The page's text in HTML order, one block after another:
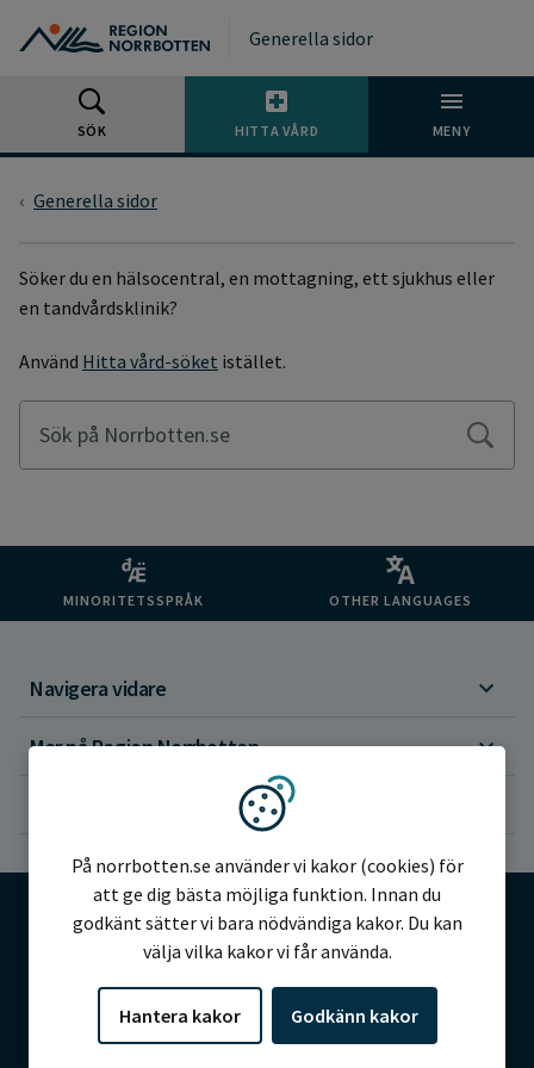
Generella sidor
SÖK HITTA VÅRD MENY
Generella sidor
SÖKSIDA
Söker du en hälsocentral, en mottagning, ett sjukhus eller
en tandvårdsklinik?
Använd Hitta vård-söket istället.
Sök på Norrbotten.se
MINORITETSSPRÅK OTHER LANGUAGES
Navigera vidare
Mer på Region Norrbotten
©2026 Region Norrbotten
Vi använder kakor
På norrbotten.se använder vi kakor (cookies) för
att ge dig bästa möjliga funktion. Innan du
godkänt sätter vi bara nödvändiga kakor. Du kan
välja vilka kakor vi får använda.
Hantera kakor Godkänn kakor